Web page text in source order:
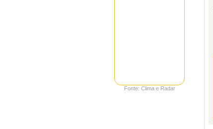
Fonte: Clima e Radar